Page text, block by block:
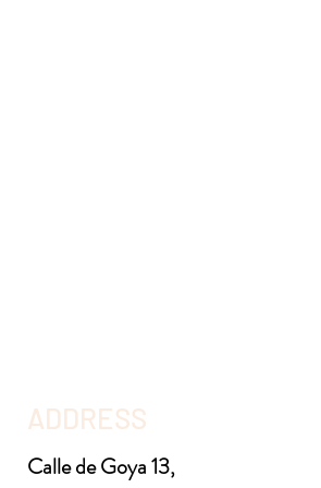
ADDRESS
Calle de Goya 13,